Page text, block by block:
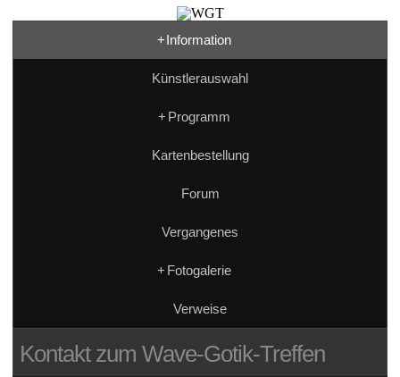
+Information
Künstlerauswahl
+ Programm
Kartenbestellung
Forum
Vergangenes
+ Fotogalerie
Verweise
Kontakt zum Wave-Gotik-Treffen